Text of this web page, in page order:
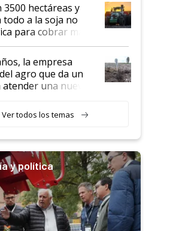
3500 hectáreas y
a la soja no
para cobrar más
compraron un
la empresa
agro que da un
una nueva
Ver todos los temas
y política